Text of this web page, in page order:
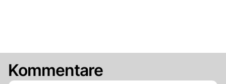
Kommentare